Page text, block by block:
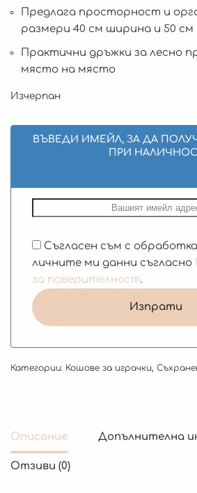
Предлага просторност и
размери 40 см ширина и 50 см
Практични дръжки за лесно
място на място
Изчерпан
ВЪВЕДИ ИМЕЙЛ, ЗА ДА
ПРИ
Съгласен съм с
личните ми данни съгласно
за поверителност.
Категории: Кошове за играчки
Описание Допълнителна
Отзиви (0)